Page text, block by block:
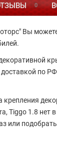
0
Вы
по
крепления
Tiggo 1.8 нет
или